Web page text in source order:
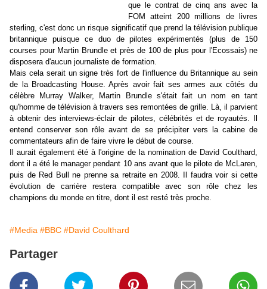
que le contrat de cinq ans avec la
FOM atteint 200 millions de livres
sterling, c'est donc un risque significatif que prend la télévision publique
britannique puisque ce duo de pilotes expérimentés (plus de 150
courses pour Martin Brundle et près de 100 de plus pour l'Ecossais) ne
disposera d'aucun journaliste de formation.
Mais cela serait un signe très fort de l'influence du Britannique au sein
de la Broadcasting House. Après avoir fait ses armes aux côtés du
célèbre Murray Walker, Martin Brundle s'était fait un nom en tant
qu'homme de télévision à travers ses remontées de grille. Là, il parvient
à obtenir des interviews-éclair de pilotes, célébrités et de royautés. Il
entend conserver son rôle avant de se précipiter vers la cabine de
commentateurs afin de faire vivre le début de course.
Il aurait également été à l'origine de la nomination de David Coulthard,
dont il a été le manager pendant 10 ans avant que le pilote de McLaren,
puis de Red Bull ne prenne sa retraite en 2008.
Il faudra voir si cette
évolution de carrière restera compatible avec son rôle chez les
champions du monde en titre, dont il est resté très proche.
#Media #BBC #David Coulthard
Partager